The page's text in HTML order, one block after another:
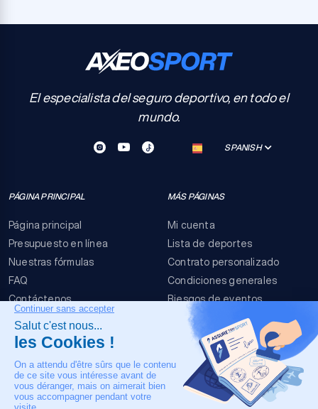
El especialista del seguro deportivo, en todo el
mundo.
SPANISH
PÁGINA PRINCIPAL
Página principal
Presupuesto en línea
Nuestras fórmulas
FAQ
Contáctenos
MÁS PÁGINAS
Mi cuenta
Lista de deportes
Contrato personalizado
Condiciones generales
Riesgos de eventos
Menciones legales
NUESTRO CONTACTO
+33 4 90 63 34 07